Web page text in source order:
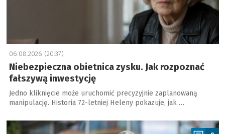
06.08.2026 (20:37)
Niebezpieczna obietnica zysku. Jak rozpoznać
fałszywą inwestycję
Jedno kliknięcie może uruchomić precyzyjnie zaplanowaną
manipulację. Historia 72-letniej Heleny pokazuje, jak …
a